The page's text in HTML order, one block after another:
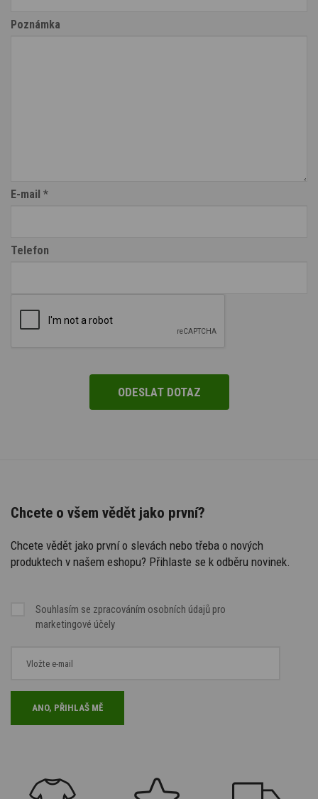
Poznámka
E-mail *
Telefon
Chcete o všem vědět jako první?
Chcete vědět jako první o slevách nebo třeba o nových
produktech v našem eshopu? Přihlaste se k odběru novinek.
Souhlasím se zpracováním osobních údajů pro
marketingové účely